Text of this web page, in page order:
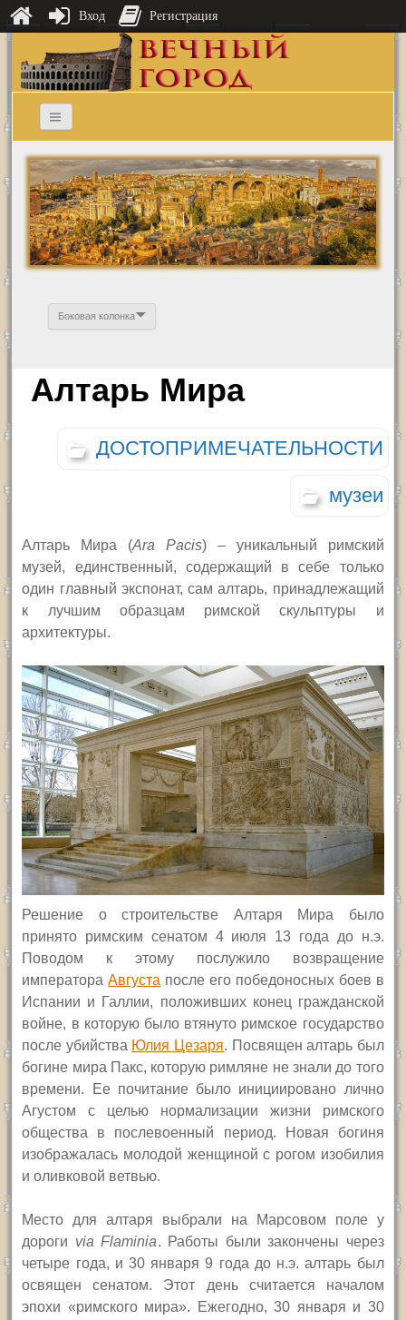
Боковая колонка
Алтарь Мира
ДОСТОПРИМЕЧАТЕЛЬНОСТИ
музеи
Алтарь Мира (Ara Pacis) – уникальный римский
музей, единственный, содержащий в себе только
один главный экспонат, сам алтарь, принадлежащий
к лучшим образцам римской скульптуры и
архитектуры.
Решение о строительстве Алтаря Мира было
принято римским сенатом 4 июля 13 года до н.э.
Поводом к этому послужило возвращение
императораАвгуста после его победоносных боев в
Испании и Галлии, положивших конец гражданской
войне, в которую было втянуто римское государство
после убийства Юлия Цезаря. Посвящен алтарь был
богине мира Пакс, которую римляне не знали до того
времени. Ее почитание было инициировано лично
Агустом с целью нормализации жизни римского
общества в послевоенный период. Новая богиня
изображалась молодой женщиной с рогом изобилия
и оливковой ветвью.
Место для алтаря выбрали на Марсовом поле у
дороги via Flaminia. Работы были закончены через
четыре года, и 30 января 9 года до н.э. алтарь был
освящен сенатом. Этот день считается началом
эпохи «римского мира». Ежегодно, 30 января и 30
Вход Регистрация